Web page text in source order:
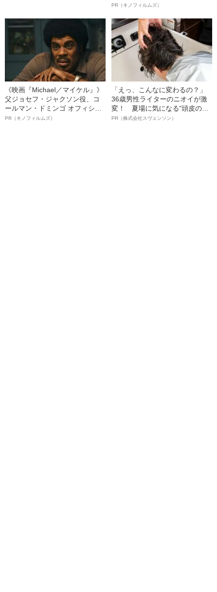
ボ》
PR（キノフィルムズ）
《映画『Michael／マイケル』》
父ジョセフ・ジャクソン役、コ
ールマン・ドミンゴ オフィシャ
ルインタビュー“観客を魅了した
PR（キノフィルムズ）
「えっ、こんなに変わるの？」
36歳男性ライターのニオイが激
変！ 夏場に気になる“頭皮のニ
オイ”や“ベタつき”を解消す
PR（株式会社スヴェンソン）